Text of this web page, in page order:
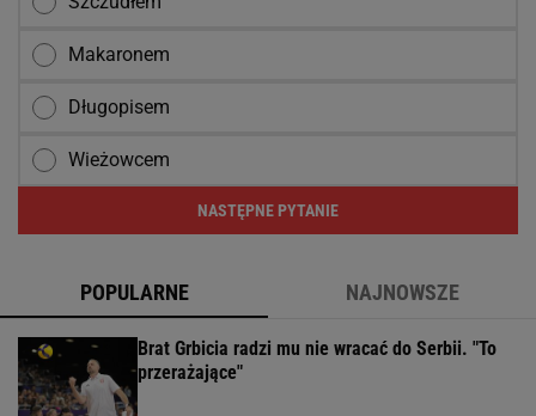
Makaronem
Długopisem
Wieżowcem
NASTĘPNE PYTANIE
POPULARNE NAJNOWSZE
Brat Grbicia radzi mu nie wracać do Serbii. "To
przerażające"